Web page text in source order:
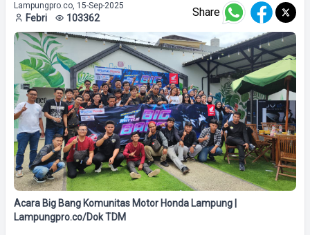
Lampungpro.co, 15-Sep-2025
Febri 103362 Share
Acara Big Bang Komunitas Motor Honda Lampung |
Lampungpro.co/Dok TDM